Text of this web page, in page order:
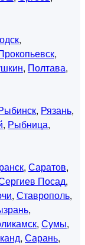
,
,
, Полтава,
, Рязань,
, Рыбница,
, Саратов,
Посад,
, Ставрополь,
,
, Сумы,
, Сарань,